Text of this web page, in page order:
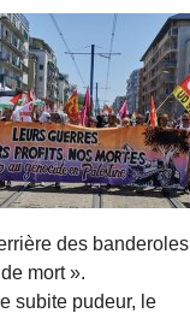
des banderoles
mort ».
subite pudeur, le